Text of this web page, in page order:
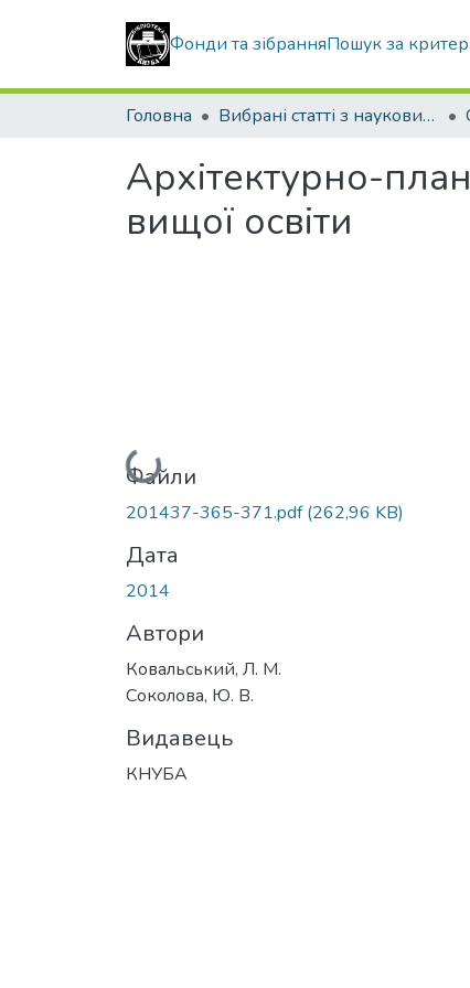
Фонди та зібранняПошук за
Головна Вибрані статті з наукових збірників КНУБА
Архітектурно-
вищої освіти
Вантажиться...
Файли
201437-365-371.pdf(262,96 KB)
Дата
2014
Автори
Ковальський, Л. М.
Соколова, Ю. В.
Видавець
КНУБА